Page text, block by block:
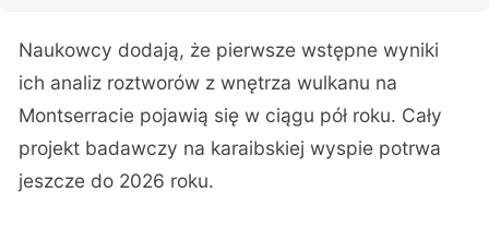
Naukowcy dodają, że pierwsze wstępne wyniki
ich analiz roztworów z wnętrza wulkanu na
Montserracie pojawią się w ciągu pół roku. Cały
projekt badawczy na karaibskiej wyspie potrwa
jeszcze do 2026 roku.